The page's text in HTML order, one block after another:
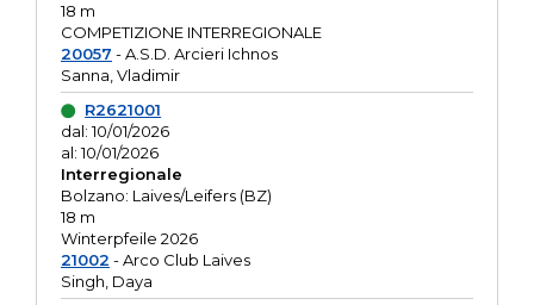
18 m
COMPETIZIONE INTERREGIONALE
20057 - A.S.D. Arcieri Ichnos
Sanna, Vladimir
R2621001
dal: 10/01/2026
al: 10/01/2026
Interregionale
Bolzano: Laives/Leifers (BZ)
18 m
Winterpfeile 2026
21002 - Arco Club Laives
Singh, Daya